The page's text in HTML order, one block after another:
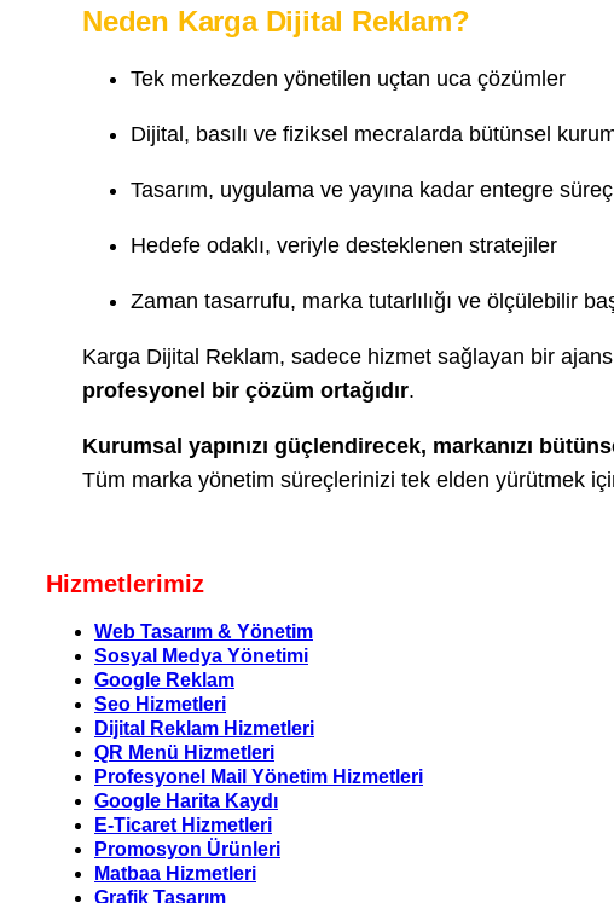
Neden Karga Dijital Reklam?
Tek merkezden yönetilen uçtan uca çözümler
Dijital, basılı ve fiziksel mecralarda bütünsel
Tasarım, uygulama ve yayına kadar entegre
Hedefe odaklı, veriyle desteklenen stratejiler
Zaman tasarrufu, marka tutarlılığı ve ölçülebilir
Karga Dijital Reklam, sadece hizmet sağlayan bir
profesyonel bir çözüm ortağıdır.
Kurumsal yapınızı güçlendirecek, markanızı
Tüm marka yönetim süreçlerinizi tek elden yürütmek
Hizmetlerimiz
Web Tasarım & Yönetim
Sosyal Medya Yönetimi
Google Reklam
Seo Hizmetleri
Dijital Reklam Hizmetleri
QR Menü Hizmetleri
Profesyonel Mail Yönetim Hizmetleri
Google Harita Kaydı
E-Ticaret Hizmetleri
Promosyon Ürünleri
Matbaa Hizmetleri
Grafik Tasarım